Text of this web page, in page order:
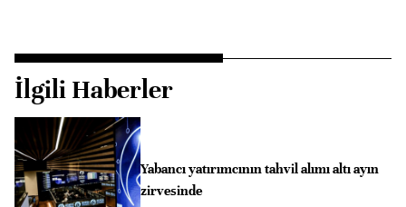
İlgili Haberler
Yabancı yatırımcının tahvil alımı altı ayın
zirvesinde